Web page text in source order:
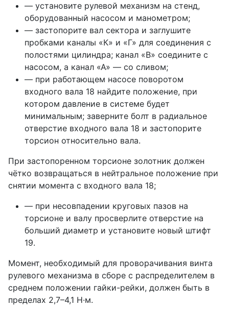
— установите рулевой механизм на стенд,
оборудованный насосом и манометром;
— застопорите вал сектора и заглушите
пробками каналы «К» и «Г» для соединения с
полостями цилиндра; канал «В» соедините с
насосом, а канал «А» — со сливом;
— при работающем насосе поворотом
входного вала 18 найдите положение, при
котором давление в системе будет
минимальным; заверните болт в радиальное
отверстие входного вала 18 и застопорите
торсион относительно вала.
При застопоренном торсионе золотник должен
чётко возвращаться в нейтральное положение при
снятии момента с входного вала 18;
— при несовпадении круговых пазов на
торсионе и валу просверлите отверстие на
больший диаметр и установите новый штифт
19.
Момент, необходимый для проворачивания винта
рулевого механизма в сборе с распределителем в
среднем положении гайки-рейки, должен быть в
пределах 2,7–4,1 Н·м.